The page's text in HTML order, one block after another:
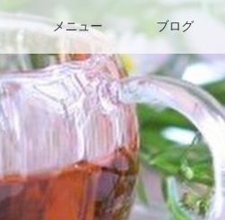
メニュー ブログ